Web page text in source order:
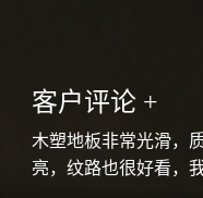
客户评论 +
木塑地板非常光滑，
亮，纹路也很好看，